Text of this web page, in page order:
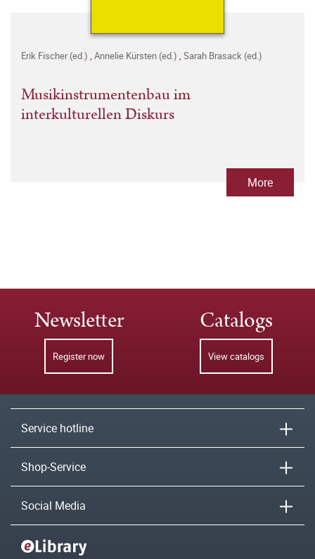
Erik Fischer (ed.) , Annelie Kürsten (ed.) , Sarah Brasack (ed.)
Musikinstrumentenbau im
interkulturellen Diskurs
More
Newsletter
Register now
Catalogs
View catalogs
Service hotline
Shop-Service
Social Media